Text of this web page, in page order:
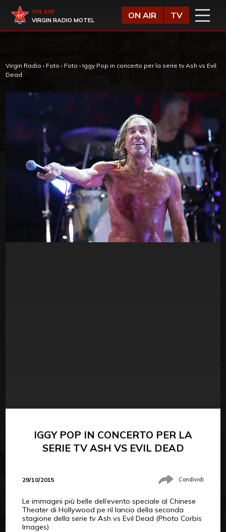
Virgin Radio
ON AIR
VIRGIN RADIO MOTEL
ON AIR TV
Virgin Radio › Foto › Foto › Iggy Pop in concerto per la serie tv Ash vs Evil
Dead
IGGY POP IN CONCERTO PER LA
SERIE TV ASH VS EVIL DEAD
29/10/2015 Condividi
Le immagini più belle dell’evento speciale al Chinese
Theater di Hollywood pe ril lancio della seconda
stagione della serie tv Ash vs Evil Dead (Photo Corbis
Images)